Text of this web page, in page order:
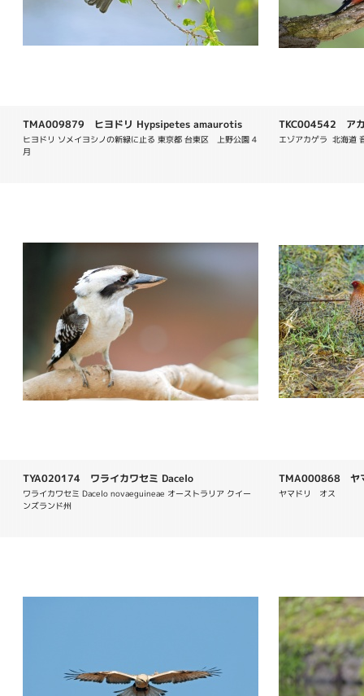
TMA009879 ヒヨドリ Hypsipetes amaurotis
ヒヨドリ ソメイヨシノの新緑に止る 東京都 台東区　上野公園 4
月
TKC004542 ア
エゾアカゲラ  北海道
TYA020174 ワライカワセミ Dacelo
novaeguineae
ワライカワセミ Dacelo novaeguineae オーストラリア クイー
ンズランド州
TMA000868 ヤ
soemmerringii
ヤマドリ　オス